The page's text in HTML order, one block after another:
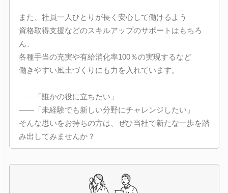
また、社員一人ひとりが長く安心して働けるよう
資格取得支援などのスキルアップのサポートはもちろ
ん、
各種手当の充実や有給消化率100％の実現するなど
働きやすい風土づくりにも力を入れています。
――「誰かの役に立ちたい」
――「未経験でも新しい分野にチャレンジしたい」
そんな思いをお持ちの方は、ぜひ当社で新たな一歩を踏
み出してみませんか？